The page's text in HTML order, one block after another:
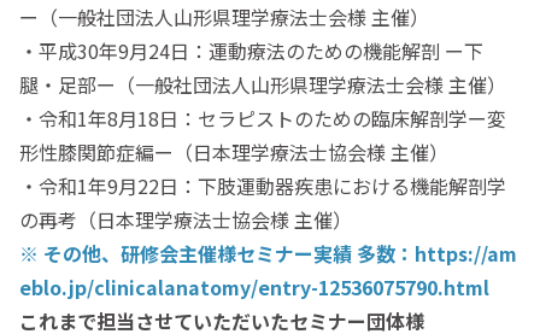
ー（一般社団法人山形県理学療法士会様 主催）
・平成30年9月24日：運動療法のための機能解剖 ー下
腿・足部ー（一般社団法人山形県理学療法士会様 主催）
・令和1年8月18日：セラピストのための臨床解剖学ー変
形性膝関節症編ー（日本理学療法士協会様 主催）
・令和1年9月22日：下肢運動器疾患における機能解剖学
の再考（日本理学療法士協会様 主催）
※ その他、研修会主催様セミナー実績 多数：https://am
eblo.jp/clinicalanatomy/entry-12536075790.html
これまで担当させていただいたセミナー団体様